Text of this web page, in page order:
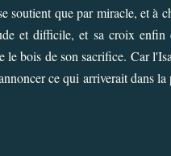
soutient que par miracle, et à
et difficile, et sa croix enfin
bois de son sacrifice. Car
ce qui arriverait dans la